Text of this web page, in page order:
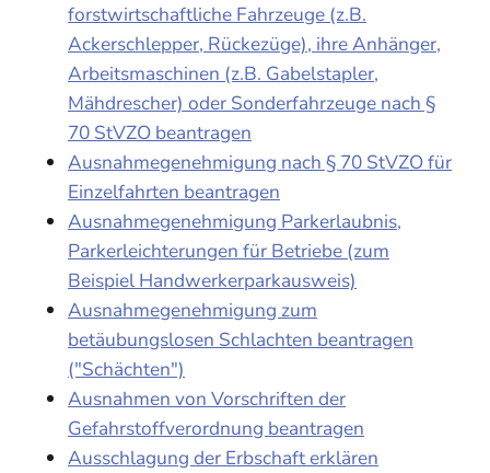
forstwirtschaftliche Fahrzeuge (z.B.
Ackerschlepper, Rückezüge), ihre Anhänger,
Arbeitsmaschinen (z.B. Gabelstapler,
Mähdrescher) oder Sonderfahrzeuge nach §
70 StVZO beantragen
Ausnahmegenehmigung nach § 70 StVZO für
Einzelfahrten beantragen
Ausnahmegenehmigung Parkerlaubnis,
Parkerleichterungen für Betriebe (zum
Beispiel Handwerkerparkausweis)
Ausnahmegenehmigung zum
betäubungslosen Schlachten beantragen
("Schächten")
Ausnahmen von Vorschriften der
Gefahrstoffverordnung beantragen
Ausschlagung der Erbschaft erklären